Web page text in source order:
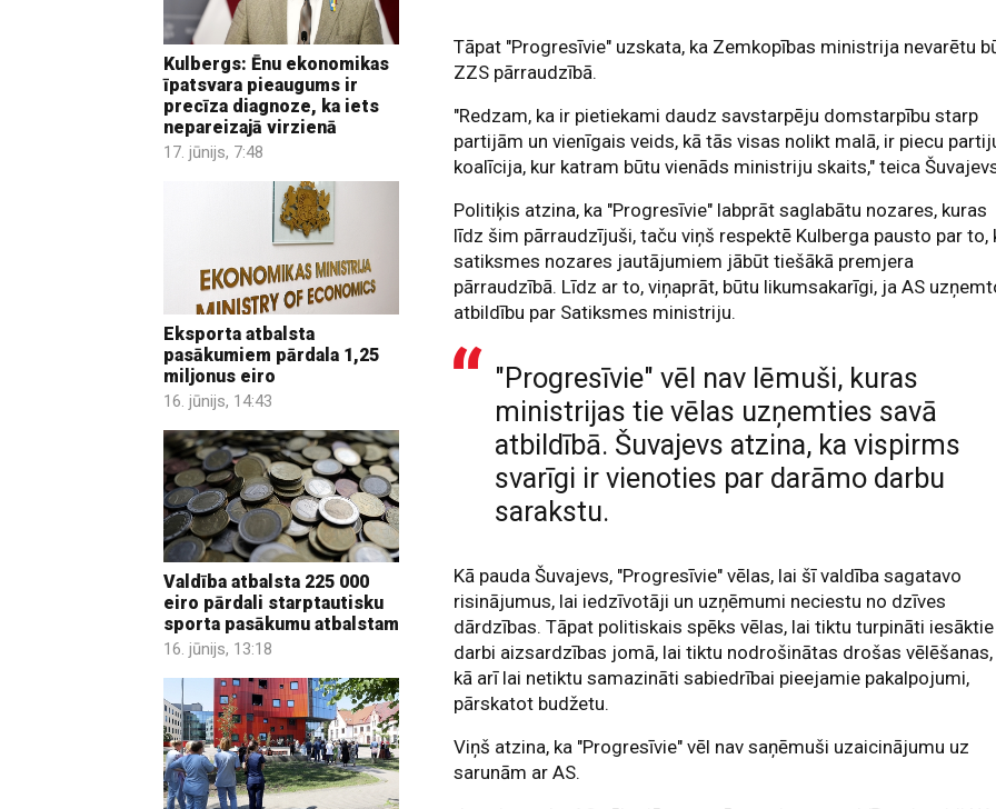
Kulbergs: Ēnu ekonomikas
īpatsvara pieaugums ir
precīza diagnoze, ka iets
nepareizajā virzienā
17. jūnijs, 7:48
Eksporta atbalsta
pasākumiem pārdala 1,25
miljonus eiro
16. jūnijs, 14:43
Valdība atbalsta 225 000
eiro pārdali starptautisku
sporta pasākumu atbalstam
16. jūnijs, 13:18
Tāpat "Progresīvie" uzskata, ka Zemkopības ministrija nevarētu
ZZS pārraudzībā.
"Redzam, ka ir pietiekami daudz savstarpēju domstarpību starp
partijām un vienīgais veids, kā tās visas nolikt malā, ir piecu
koalīcija, kur katram būtu vienāds ministriju skaits," teica
Politiķis atzina, ka "Progresīvie" labprāt saglabātu nozares, kuras
līdz šim pārraudzījuši, taču viņš respektē Kulberga pausto par to,
satiksmes nozares jautājumiem jābūt tiešākā premjera
pārraudzībā. Līdz ar to, viņaprāt, būtu likumsakarīgi, ja AS
atbildību par Satiksmes ministriju.
"Progresīvie" vēl nav lēmuši, kuras
ministrijas tie vēlas uzņemties savā
atbildībā. Šuvajevs atzina, ka vispirms
svarīgi ir vienoties par darāmo darbu
sarakstu.
Kā pauda Šuvajevs, "Progresīvie" vēlas, lai šī valdība sagatavo
risinājumus, lai iedzīvotāji un uzņēmumi neciestu no dzīves
dārdzības. Tāpat politiskais spēks vēlas, lai tiktu turpināti iesāktie
darbi aizsardzības jomā, lai tiktu nodrošinātas drošas vēlēšanas,
kā arī lai netiktu samazināti sabiedrībai pieejamie pakalpojumi,
pārskatot budžetu.
Viņš atzina, ka "Progresīvie" vēl nav saņēmuši uzaicinājumu uz
sarunām ar AS.